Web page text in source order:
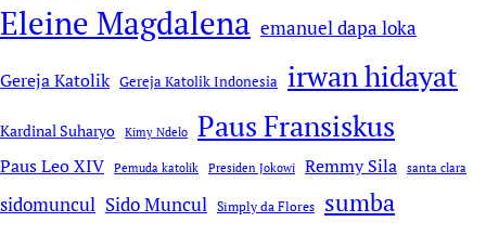
Eleine Magdalena emanuel dapa loka
Gereja Katolik Gereja Katolik Indonesia irwan hidayat
Kardinal Suharyo Kimy Ndelo Paus Fransiskus
Paus Leo XIV Pemuda katolik Presiden Jokowi Remmy Sila santa clara
sidomuncul Sido Muncul Simply da Flores sumba